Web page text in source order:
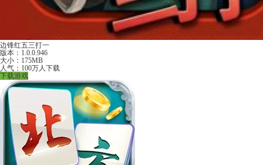
边锋红五三打一
版本：1.0.0.946
大小：175MB
人气：100万人下载
下载游戏